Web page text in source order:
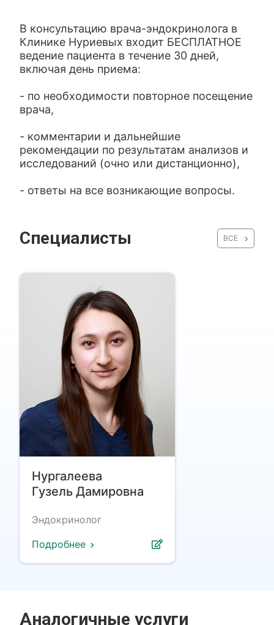
В консультацию врача-эндокринолога в
Клинике Нуриевых входит БЕСПЛАТНОЕ
ведение пациента в течение 30 дней,
включая день приема:
- по необходимости повторное посещение
врача,
- комментарии и дальнейшие
рекомендации по результатам анализов и
исследований (очно или дистанционно),
- ответы на все возникающие вопросы.
Специалисты ВСЕ
Нургалеева
Гузель Дамировна
Эндокринолог
Подробнее
Аналогичные услуги